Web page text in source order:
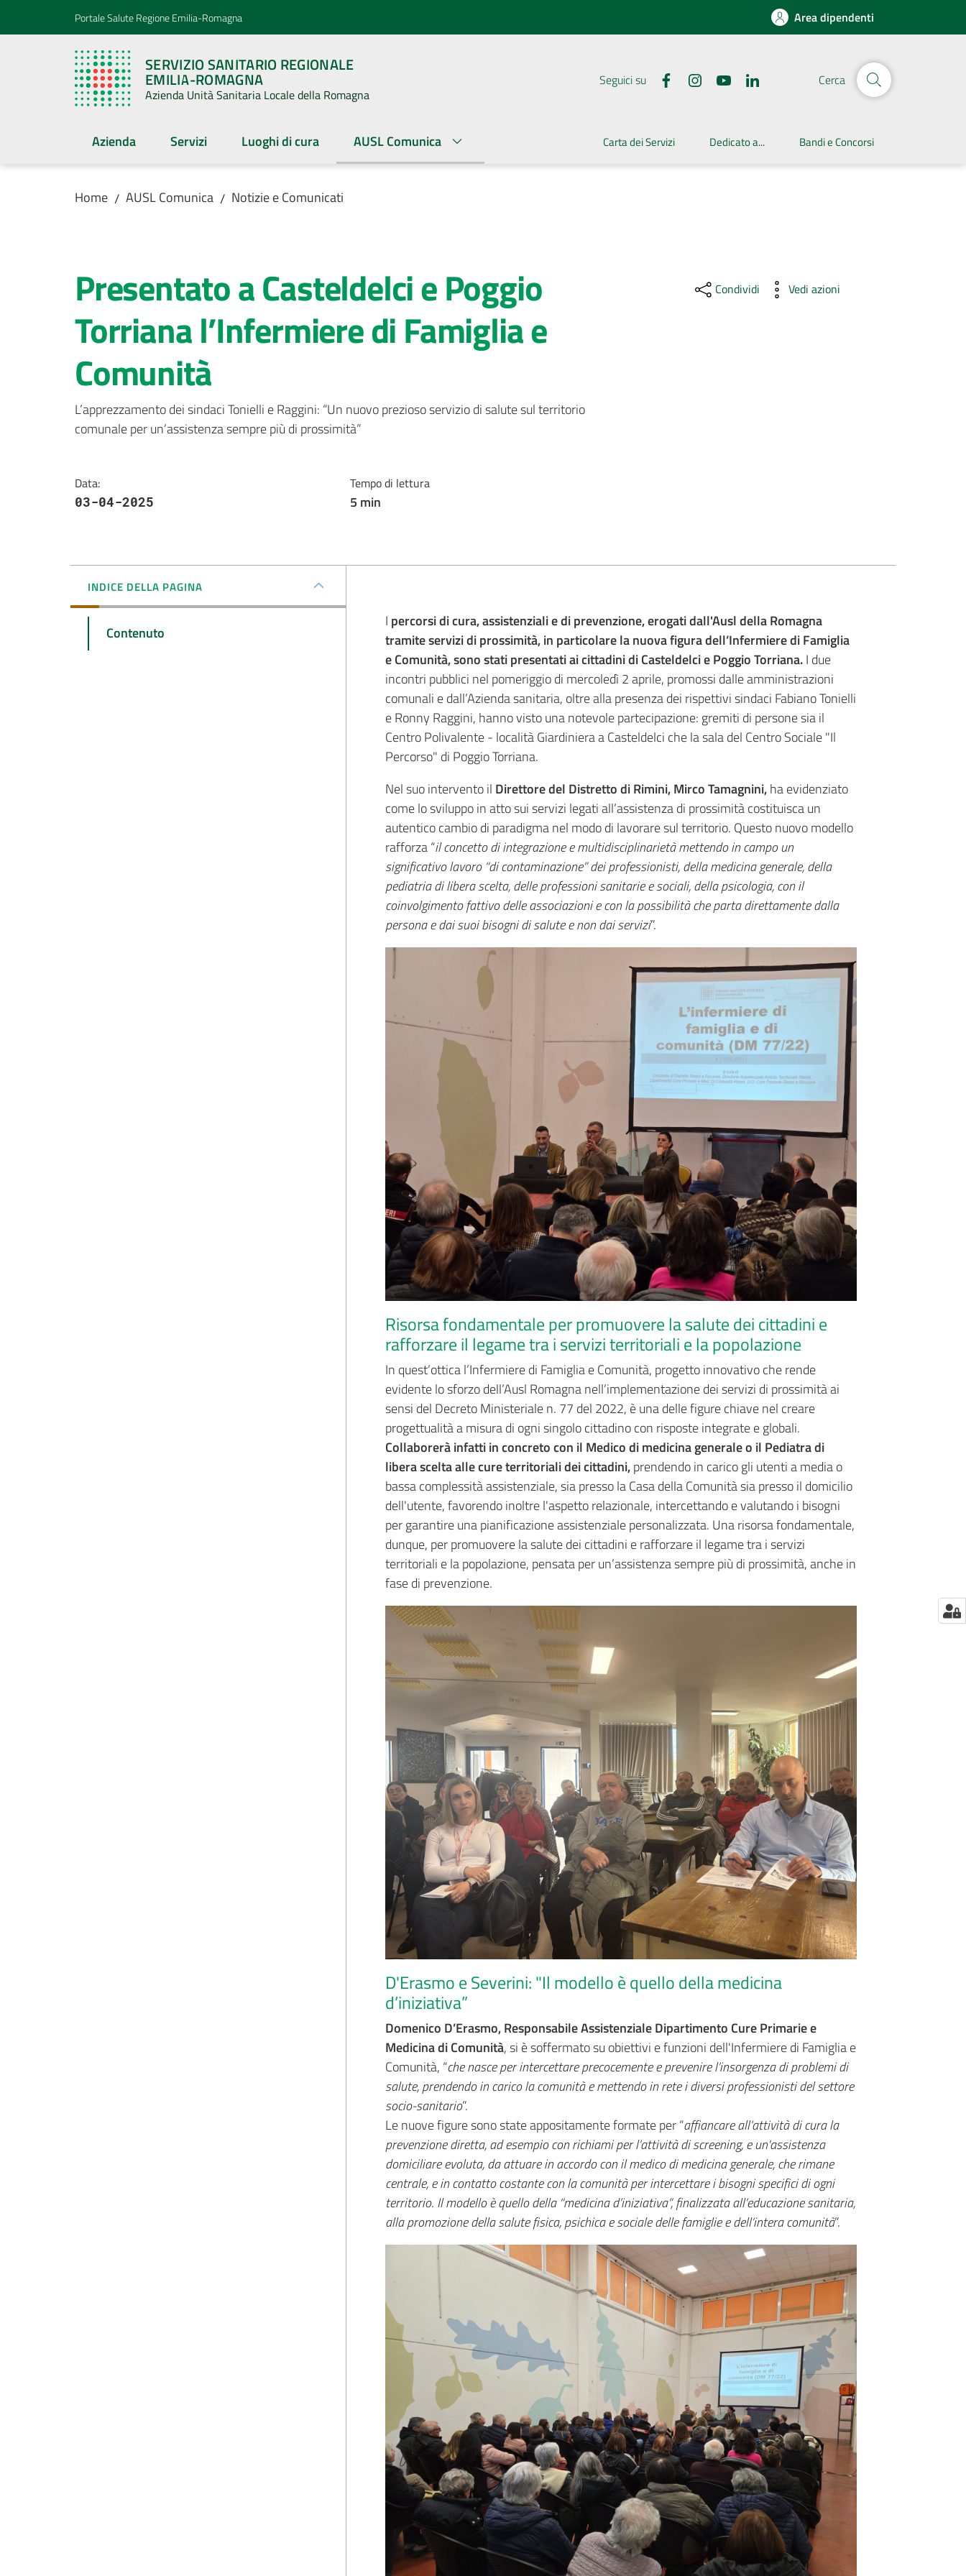
Vai al contenuto
Vai alla navigazionePortale Salute Regione Emilia-Romagna Area dipendenti
SERVIZIO SANITARIO REGIONALE
EMILIA-ROMAGNA
Azienda Unità Sanitaria Locale della Romagna
Seguici su Cerca
Azienda Servizi Luoghi di cura AUSL Comunica Carta dei Servizi Dedicato a... Bandi e Concorsi
Home / AUSL Comunica / Notizie e Comunicati
Presentato a Casteldelci e Poggio
Torriana l’Infermiere di Famiglia e
Comunità
L’apprezzamento dei sindaci Tonielli e Raggini: “Un nuovo prezioso servizio di salute sul territorio
comunale per un’assistenza sempre più di prossimità”
Data:
03-04-2025
Tempo di lettura
5 min
Condividi Vedi azioni
INDICE DELLA PAGINA
Contenuto
I percorsi di cura, assistenziali e di prevenzione, erogati dall'Ausl della Romagna
tramite servizi di prossimità, in particolare la nuova figura dell’Infermiere di Famiglia
e Comunità, sono statipresentati ai cittadini di Casteldelci e Poggio Torriana.I due
incontri pubblici nel pomeriggio di mercoledì 2 aprile, promossi dalle amministrazioni
comunali e dall’Azienda sanitaria, oltre alla presenza dei rispettivi sindaci Fabiano Tonielli
e Ronny Raggini, hanno visto una notevole partecipazione: gremiti di persone sia il
Centro Polivalente - località Giardiniera a Casteldelci che la sala del Centro Sociale "Il
Percorso" di Poggio Torriana.
Nel suo intervento il Direttore del Distretto di Rimini, Mirco Tamagnini,ha evidenziato
come lo sviluppo in atto sui servizi legati all’assistenza di prossimità costituisca un
autentico cambio di paradigma nel modo di lavorare sul territorio. Questo nuovo modello
rafforza “il concetto di integrazione e multidisciplinarietà mettendo in campo un
significativo lavoro “di contaminazione” dei professionisti, della medicina generale, della
pediatria di libera scelta, delle professioni sanitarie e sociali, della psicologia, con il
coinvolgimento fattivo delle associazioni e con la possibilità che parta direttamente dalla
persona e dai suoi bisogni di salute e non dai servizi”.
Risorsa fondamentale per promuovere la salute dei cittadini e
rafforzare il legame tra i servizi territoriali e la popolazione
In quest’ottica l’Infermiere di Famiglia e Comunità, progetto innovativo che rende
evidente lo sforzo dell’Ausl Romagna nell’implementazione dei servizi di prossimità ai
sensi del Decreto Ministeriale n. 77 del 2022, è una delle figure chiave nel creare
progettualità a misura di ogni singolo cittadino con risposte integrate e globali.
Collaborerà infatti in concreto con il Medico di medicina generale o il Pediatra di
libera scelta alle cure territoriali dei cittadini,prendendo in carico gli utenti a media o
bassa complessità assistenziale, sia presso la Casa della Comunità sia presso il domicilio
dell'utente, favorendo inoltre l'aspetto relazionale, intercettando e valutando i bisogni
per garantire una pianificazione assistenziale personalizzata. Una risorsa fondamentale,
dunque, per promuovere la salute dei cittadini e rafforzare il legame tra i servizi
territoriali e la popolazione, pensata per un’assistenza sempre più di prossimità, anche in
fase di prevenzione.
D'Erasmo e Severini: "Il modello è quello della medicina
d’iniziativa”
Domenico D’Erasmo, Responsabile Assistenziale Dipartimento Cure Primarie e
Medicina di Comunità, si è soffermato su obiettivi e funzioni dell'Infermiere di Famiglia e
Comunità, “che nasce per intercettare precocemente e prevenire l’insorgenza di problemi di
salute, prendendo in carico la comunità e mettendo in rete i diversi professionisti del settore
socio-sanitario”.
Le nuove figure sono state appositamente formate per “affiancare all’attività di cura la
prevenzione diretta, ad esempio con richiami per l’attività di screening, e un'assistenza
domiciliare evoluta, da attuare in accordo con il medico di medicina generale, che rimane
centrale, e in contatto costante con la comunità per intercettare i bisogni specifici di ogni
territorio. Il modello è quello della “medicina d’iniziativa”, finalizzata all’educazione sanitaria,
alla promozione della salute fisica, psichica e sociale delle famiglie e dell’intera comunità”.